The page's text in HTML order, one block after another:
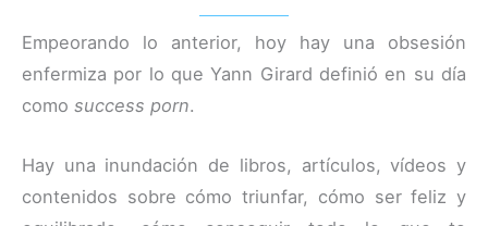
Empeorando lo anterior, hoy hay una obsesión
enfermiza por lo que Yann Girard definió en su día
como success porn.
Hay una inundación de libros, artículos, vídeos y
contenidos sobre cómo triunfar, cómo ser feliz y